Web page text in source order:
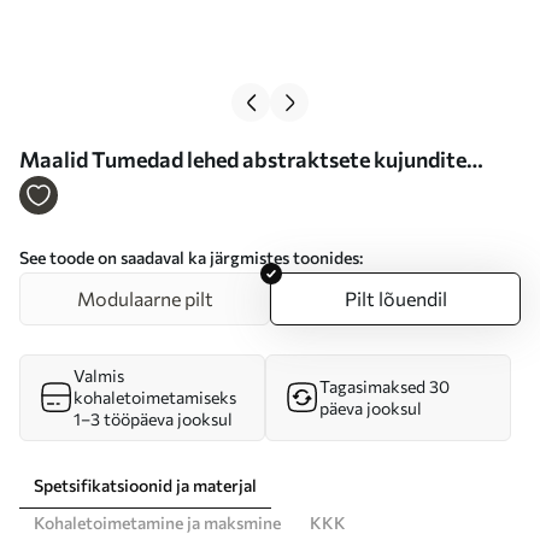
Maalid Tumedad lehed abstraktsete kujundite
taustal virsiku- ja halli värvitoonides, millel on suur
See toode on saadaval ka järgmistes toonides:
Modulaarne pilt Pilt lõuendil
Valmis
kohaletoimetamiseks
1–3 tööpäeva jooksul
Tagasimaksed 30
päeva jooksul
Spetsifikatsioonid ja materjal
Kohaletoimetamine ja maksmine
KKK